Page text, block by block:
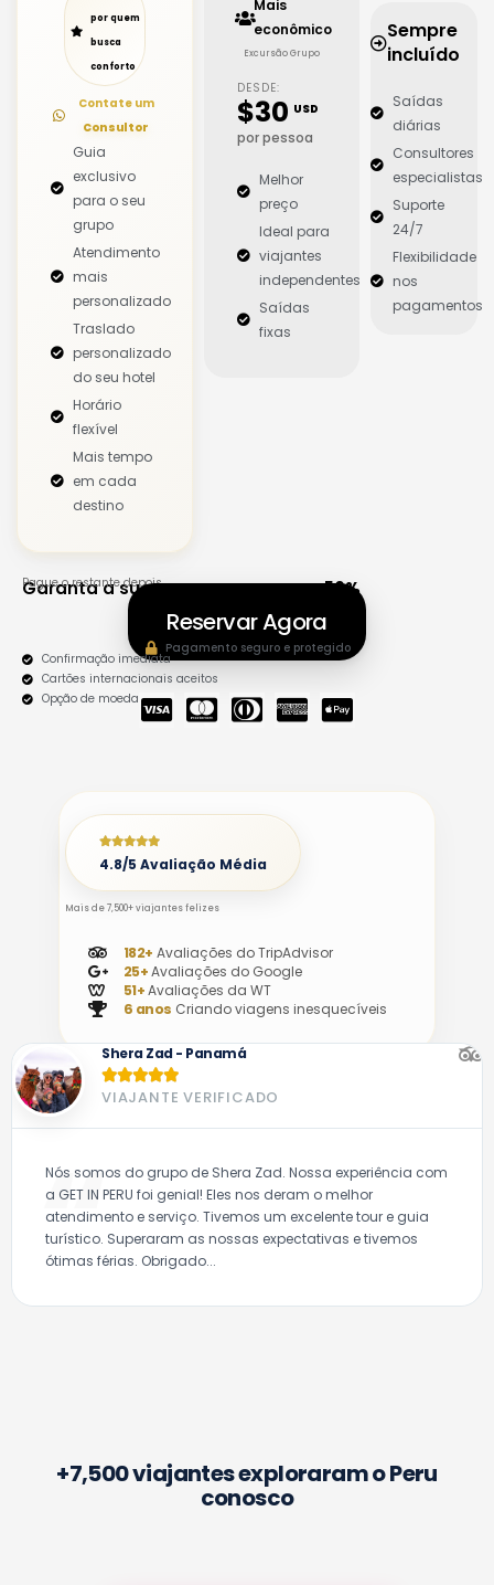
por quem
busca
conforto
Contate um
Consultor
Guia
exclusivo
para o seu
grupo
Atendimento
mais
personalizado
Traslado
personalizado
do seu hotel
Horário
flexível
Mais tempo
em cada
destino
Mais
econômico
Excursão Grupo
DESDE:
$30 USD
por pessoa
Melhor
preço
Ideal para
viajantes
independentes
Saídas
fixas
Sempre
incluído
Saídas
diárias
Consultores
especialistas
Suporte
24/7
Flexibilidade
nos
pagamentos
Garanta a sua vaga com apenas 50%
Pague o restante depois
Reservar Agora
Pagamento seguro e protegido
Confirmação imediata
Cartões internacionais aceitos
Opção de moeda local
C
V
I
S
A
C
M
S
T
E
R
C
A
R
D
C
D
N
E
S
-
C
L
U
C
A
M
E
X
C
A
A
Y
4.8/5 Avaliação Média
Mais de 7,500+ viajantes felizes
182+ Avaliações do TripAdvisor
25+Avaliações do Google
51+Avaliações da WT
6 anos Criando viagens inesquecíveis
Shera Zad - Panamá

VIAJANTE VERIFICADO
Nós somos do grupo de Shera Zad. Nossa experiência com
a GET IN PERU foi genial! Eles nos deram o melhor
atendimento e serviço. Tivemos um excelente tour e guia
turístico. Superaram as nossas expectativas e tivemos
ótimas férias. Obrigado...
+7,500 viajantes exploraram o Peru
conosco